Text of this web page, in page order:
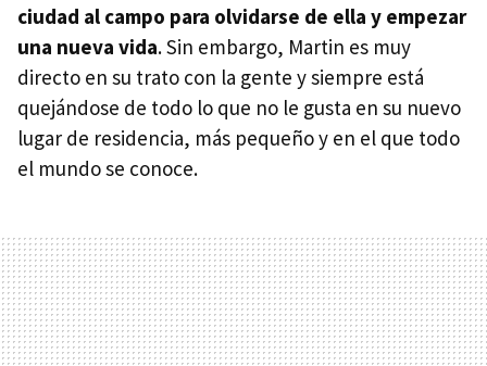
ciudad al campo para olvidarse de ella y empezar
una nueva vida. Sin embargo, Martin es muy
directo en su trato con la gente y siempre está
quejándose de todo lo que no le gusta en su nuevo
lugar de residencia, más pequeño y en el que todo
el mundo se conoce.